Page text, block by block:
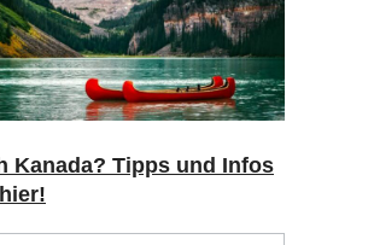
Kanada? Tipps und Infos